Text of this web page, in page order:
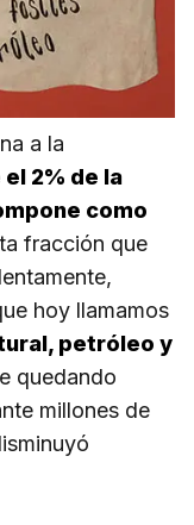
a la
2% de la
como
fracción que
hoy llamamos
petróleo y
quedando
millones de